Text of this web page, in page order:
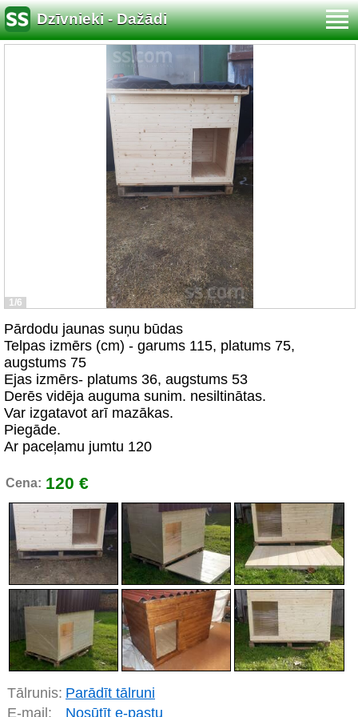
Dzīvnieki - Dažādi
1/6
Pārdodu jaunas suņu būdas
Telpas izmērs (cm) - garums 115, platums 75,
augstums 75
Ejas izmērs- platums 36, augstums 53
Derēs vidēja auguma sunim. nesiltinātas.
Var izgatavot arī mazākas.
Piegāde.
Ar paceļamu jumtu 120
Cena: 120 €
Tālrunis: Parādīt tālruni
E-mail:
Nosūtīt e-pastu